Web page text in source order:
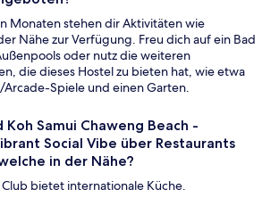
Monaten stehen dir Aktivitäten wie
Nähe zur Verfügung. Freu dich auf ein Bad
oder nutz die weiteren
die dieses Hostel zu bieten hat, wie etwa
Arcade-Spiele und einen Garten.
Samui Chaweng Beach -
Social Vibe über Restaurants
in der Nähe?
Club bietet internationale Küche.